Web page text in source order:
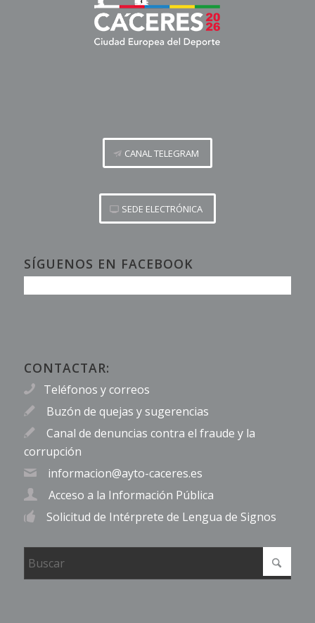
CANAL TELEGRAM
SEDE ELECTRÓNICA
SÍGUENOS EN FACEBOOK
CONTACTAR:
Teléfonos y correos
Buzón de quejas y sugerencias
Canal de denuncias contra el fraude y la
corrupción
informacion@ayto-caceres.es
Acceso a la Información Pública
Solicitud de Intérprete de Lengua de Signos